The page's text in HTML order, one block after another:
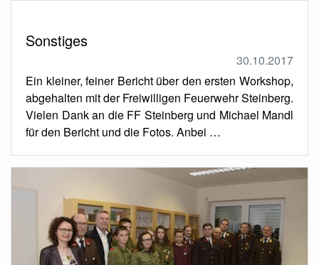
Sonstiges
30.10.2017
Ein kleiner, feiner Bericht über den ersten Workshop,
abgehalten mit der Freiwilligen Feuerwehr Steinberg.
Vielen Dank an die FF Steinberg und Michael Mandl
für den Bericht und die Fotos. Anbei …